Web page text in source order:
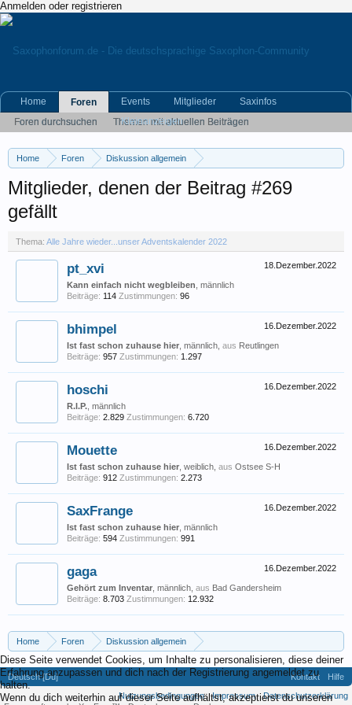
Anmelden oder registrieren
Home Foren
Diskussion allgemein
Mitglieder, denen der Beitrag #269
gefällt
Thema: Alle Jahre wieder...unser Adventskalender 2022
18.Dezember.2022
pt_xvi
Kann einfach nicht wegbleiben , männlich
Beiträge: 114 Zustimmungen: 96
16.Dezember.2022
bhimpel
Ist fast schon zuhause hier , männlich, aus Reutlingen
Beiträge: 957 Zustimmungen: 1.297
16.Dezember.2022
hoschi
R.I.P. , männlich
Beiträge: 2.829 Zustimmungen: 6.720
16.Dezember.2022
Mouette
Ist fast schon zuhause hier , weiblich, aus Ostsee S-H
Beiträge: 912 Zustimmungen: 2.273
16.Dezember.2022
SaxFrange
Ist fast schon zuhause hier , männlich
Beiträge: 594 Zustimmungen: 991
16.Dezember.2022
gaga
Gehört zum Inventar , männlich, aus Bad Gandersheim
Beiträge: 8.703 Zustimmungen: 12.932
Home Foren
Diskussion allgemein
Eigene (musikrelevante) Themen
Alle Jahre wieder...unser Adventskalender
Home
Foren
Foren durchsuchen
Themen mit aktuellen Beiträgen
Events Mitglieder
Saxinfos
Kleinanzeigen
Deutsch [Du] Kontakt
Hilfe
Nutzungsbedingungen
Impressum
Datenschutzerklärung
Diese Seite verwendet Cookies, um Inhalte zu personalisieren, diese deiner
Erfahrung anzupassen und dich nach der Registrierung angemeldet zu
halten.
Wenn du dich weiterhin auf dieser Seite aufhältst, akzeptierst du unseren